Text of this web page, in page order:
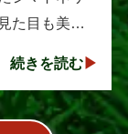
た目も美し
続きを読む